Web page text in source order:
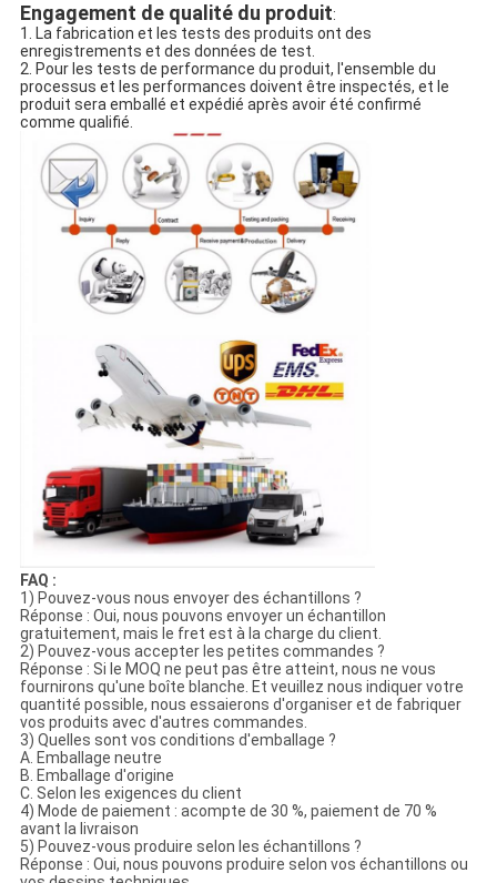
Engagement de qualité du produit:
1. La fabrication et les tests des produits ont des
enregistrements et des données de test.
2. Pour les tests de performance du produit, l'ensemble du
processus et les performances doivent être inspectés, et le
produit sera emballé et expédié après avoir été confirmé
comme qualifié.
FAQ :
1) Pouvez-vous nous envoyer des échantillons ?
Réponse : Oui, nous pouvons envoyer un échantillon
gratuitement, mais le fret est à la charge du client.
2) Pouvez-vous accepter les petites commandes ?
Réponse : Si le MOQ ne peut pas être atteint, nous ne vous
fournirons qu'une boîte blanche. Et veuillez nous indiquer votre
quantité possible, nous essaierons d'organiser et de fabriquer
vos produits avec d'autres commandes.
3) Quelles sont vos conditions d'emballage ?
A. Emballage neutre
B. Emballage d'origine
C. Selon les exigences du client
4) Mode de paiement : acompte de 30 %, paiement de 70 %
avant la livraison
5) Pouvez-vous produire selon les échantillons ?
Réponse : Oui, nous pouvons produire selon vos échantillons ou